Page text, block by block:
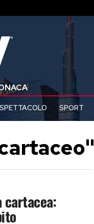
SPETTACOLO SPORT
cartacea: